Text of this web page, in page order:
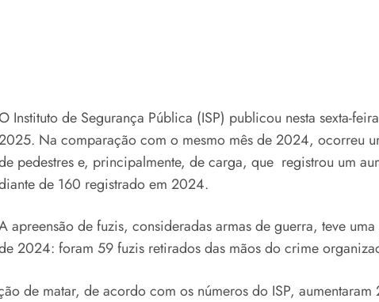
Instituto de Segurança Pública (ISP) publicou nesta sexta-
Na comparação com o mesmo mês de 2024, ocorreu
pedestres e, principalmente, de carga, que registrou um
de 160 registrado em 2024.
apreensão de fuzis, consideradas armas de guerra, teve
2024: foram 59 fuzis retirados das mãos do crime
de matar, de acordo com os números do ISP,